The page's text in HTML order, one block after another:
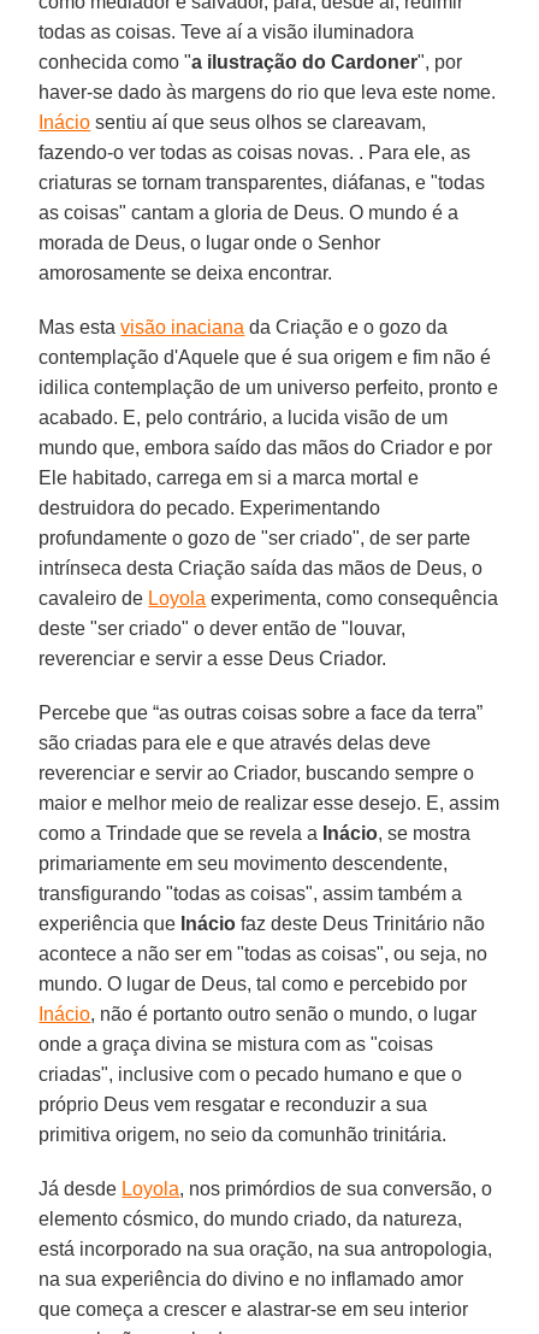
todas as coisas. Teve aí a visão iluminadora
conhecida como "a ilustração do Cardoner", por
haver-se dado às margens do rio que leva este nome.
Inácio sentiu aí que seus olhos se clareavam,
fazendo-o ver todas as coisas novas. . Para ele, as
criaturas se tornam transparentes, diáfanas, e "todas
as coisas" cantam a gloria de Deus. O mundo é a
morada de Deus, o lugar onde o Senhor
amorosamente se deixa encontrar.
Mas estavisão inaciana da Criação e o gozo da
contemplação d'Aquele que é sua origem e fim não é
idilica contemplação de um universo perfeito, pronto e
acabado. E, pelo contrário, a lucida visão de um
mundo que, embora saído das mãos do Criador e por
Ele habitado, carrega em si a marca mortal e
destruidora do pecado. Experimentando
profundamente o gozo de "ser criado", de ser parte
intrínseca desta Criação saída das mãos de Deus, o
cavaleiro de Loyola experimenta, como consequência
deste "ser criado" o dever então de "louvar,
reverenciar e servir a esse Deus Criador.
Percebe que “as outras coisas sobre a face da terra”
são criadas para ele e que através delas deve
reverenciar e servir ao Criador, buscando sempre o
maior e melhor meio de realizar esse desejo. E, assim
como a Trindade que se revela a Inácio, se mostra
primariamente em seu movimento descendente,
transfigurando "todas as coisas", assim também a
experiência que Inácio faz deste Deus Trinitário não
acontece a não ser em "todas as coisas", ou seja, no
mundo. O lugar de Deus, tal como e percebido por
Inácio, não é portanto outro senão o mundo, o lugar
onde a graça divina se mistura com as "coisas
criadas", inclusive com o pecado humano e que o
próprio Deus vem resgatar e reconduzir a sua
primitiva origem, no seio da comunhão trinitária.
Já desde Loyola, nos primórdios de sua conversão, o
elemento cósmico, do mundo criado, da natureza,
está incorporado na sua oração, na sua antropologia,
na sua experiência do divino e no inflamado amor
que começa a crescer e alastrar-se em seu interior